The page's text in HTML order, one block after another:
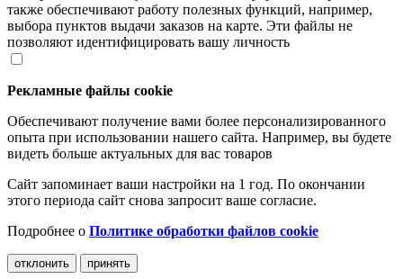
также обеспечивают работу полезных функций, например,
выбора пунктов выдачи заказов на карте. Эти файлы не
позволяют идентифицировать вашу личность
Рекламные файлы cookie
Обеспечивают получение вами более персонализированного
опыта при использовании нашего сайта. Например, вы будете
видеть больше актуальных для вас товаров
Сайт запоминает ваши настройки на 1 год. По окончании
этого периода сайт снова запросит ваше согласие.
Подробнее о Политике обработки файлов cookie
отклонить принять